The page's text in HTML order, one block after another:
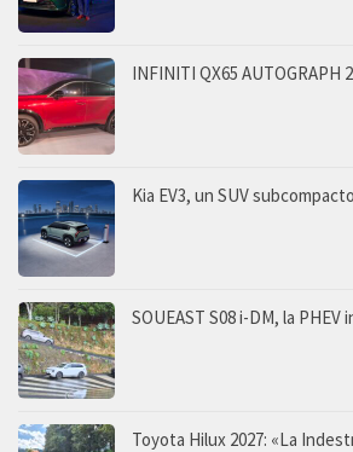
INFINITI QX65 AUTOGRAPH
Kia EV3, un SUV
SOUEAST S08 i-DM, la
Toyota Hilux 2027: «La